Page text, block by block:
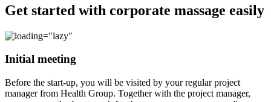
Get started with corporate massage easily
Initial meeting
Before the start-up, you will be visited by your regular project
manager from Health Group. Together with the project manager,